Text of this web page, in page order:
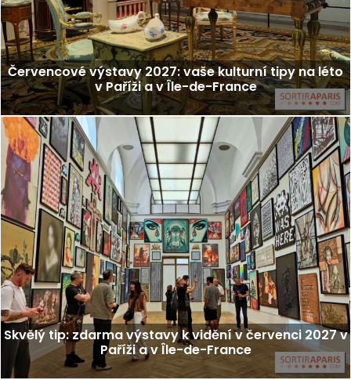
Červencové výstavy 2027: vaše kulturní tipy na léto
v Paříži a v Île-de-France
Skvělý tip: zdarma výstavy k vidění v červenci 2027 v
Paříži a v Île-de-France